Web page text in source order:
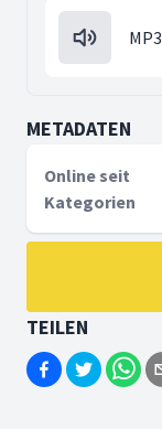
MP3
METADATEN
Online seit
Kategorien
TEILEN